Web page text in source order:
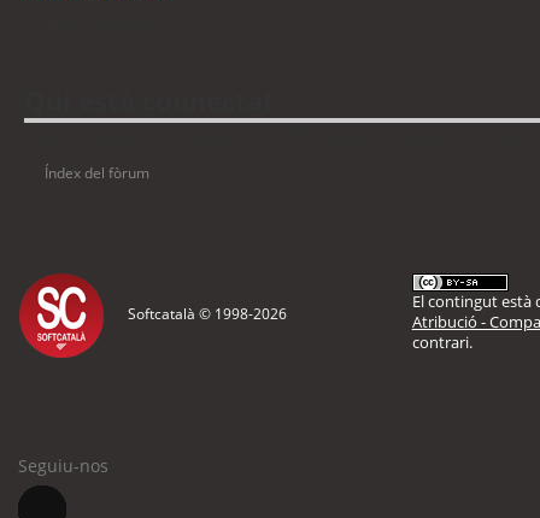
Índex del fòrum
Softcatalà © 1998-2026
El contingut està
Atribució -
contrari.
Seguiu-nos